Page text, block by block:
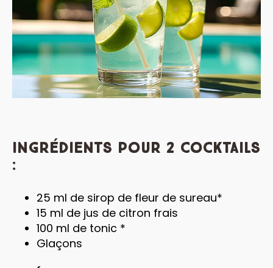
Ingrédients pour 2 cocktails
:
25 ml de sirop de fleur de sureau*
15 ml de jus de citron frais
100 ml de tonic *
Glaçons